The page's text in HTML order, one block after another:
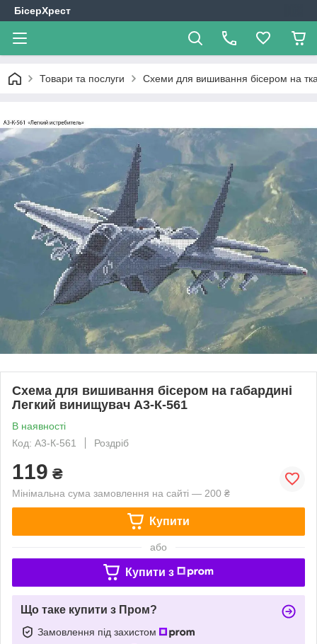
БісерХрест
Товари та послуги Схеми для вишивання бісером на
Схема для вишивання бісером на габардині
Легкий винищувач А3-К-561
В наявності
Код: А3-К-561
Роздріб
119 ₴
Мінімальна сума замовлення на сайті — 200 ₴
Купити
або
Купити з
Що таке купити з Пром?
Замовлення під захистом